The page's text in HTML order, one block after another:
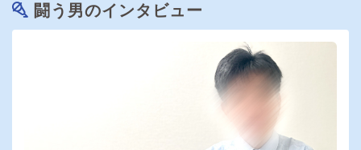
闘う男のインタビュー